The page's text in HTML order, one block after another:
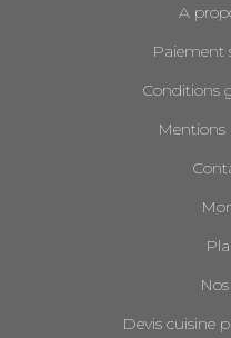
A
Paiement
Conditions
Mentions
Devis cuisine